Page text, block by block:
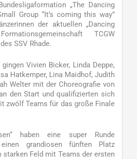
„The Dancing
Group “It’s coming this way”
der aktuellen „Dancing
TCGW
SSV Rhade.
gingen Vivien Bicker, Linda Deppe,
Hatkemper, Lina Maidhof, Judith
Welter mit der Choreografie von
den Start und qualifizierten sich
zwölf Teams für das große Finale
haben eine super Runde
grandiosen fünften Platz
starken Feld mit Teams der ersten